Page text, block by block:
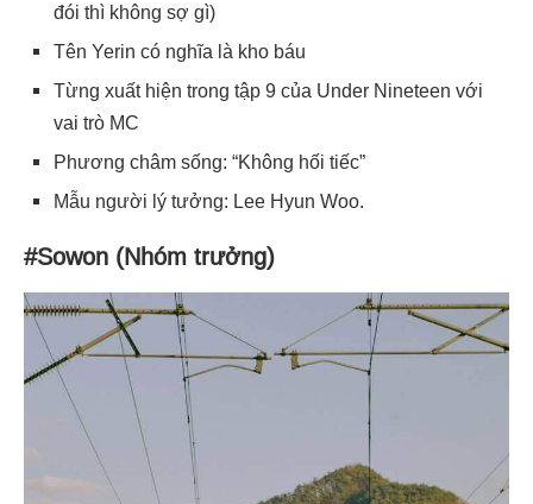
đói thì không sợ gì)
Tên Yerin có nghĩa là kho báu
Từng xuất hiện trong tập 9 của Under Nineteen với
vai trò MC
Phương châm sống: “Không hối tiếc”
Mẫu người lý tưởng: Lee Hyun Woo.
#Sowon (Nhóm trưởng)